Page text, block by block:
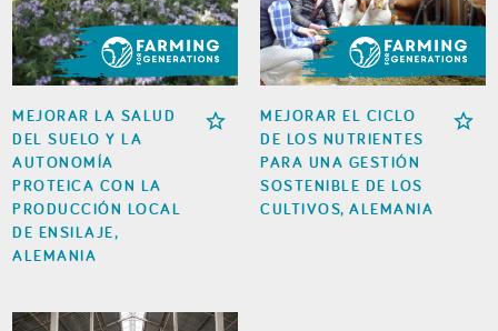
MEJORAR LA SALUD
DEL SUELO Y LA
AUTONOMÍA
PROTEICA CON LA
PRODUCCIÓN LOCAL
DE ENSILAJE,
ALEMANIA
MEJORAR EL CICLO
DE LOS NUTRIENTES
PARA UNA GESTIÓN
SOSTENIBLE DE LOS
CULTIVOS, ALEMANIA